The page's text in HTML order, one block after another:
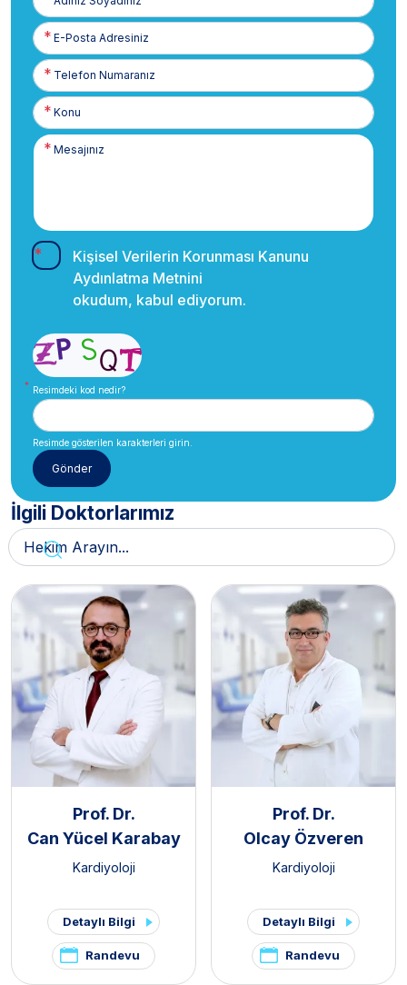
Soyadınız
E-
Posta
Telefon
Numaranız
Kişisel Verilerin Korunması Kanunu
Aydınlatma Metnini
okudum, kabul ediyorum.
Resimdeki kod nedir?
Resimde gösterilen karakterleri girin.
İlgili Doktorlarımız
Prof. Dr.
Can Yücel Karabay
Kardiyoloji
Detaylı Bilgi
Randevu
Prof. Dr.
Olcay Özveren
Kardiyoloji
Detaylı Bilgi
Randevu